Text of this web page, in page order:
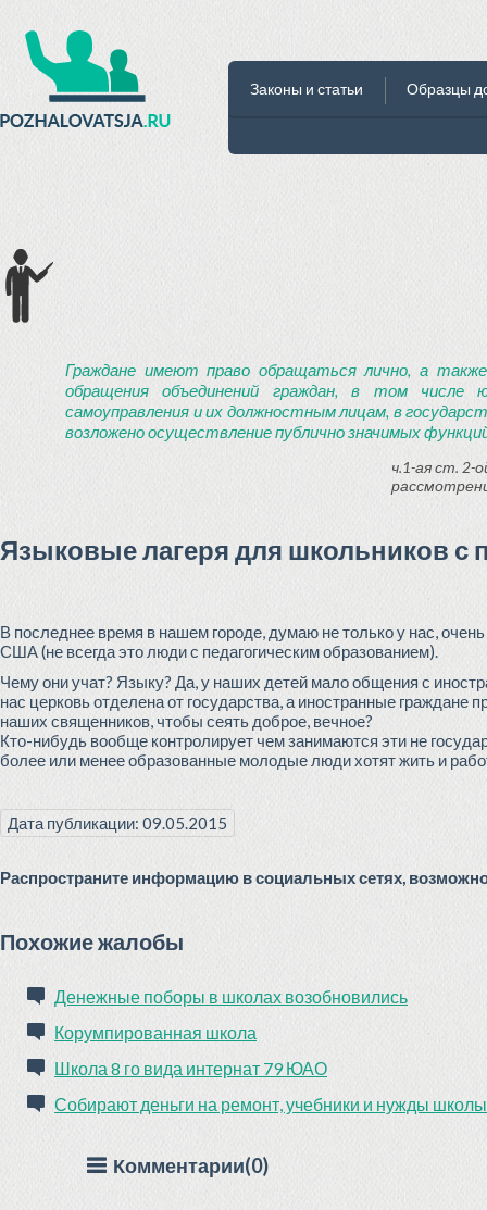
Законы и статьи Образцы
Граждане имеют право обращаться лично, а
обращения объединений граждан, в том числе
самоуправления и их должностным лицам, в
возложено осуществление публично значимых
ч.1-ая ст. 2-
Языковые лагеря для школьников
В последнее время в нашем городе, думаю не только у нас,
США (не всегда это люди с педагогическим образованием).
Чему они учат? Языку? Да, у наших детей мало общения с
нас церковь отделена от государства, а иностранные
наших священников, чтобы сеять доброе, вечное?
Кто-нибудь вообще контролирует чем занимаются эти не
более или менее образованные молодые люди хотят жить и
Дата публикации: 09.05.2015
Распространите информацию в социальных сетях,
Похожие жалобы
Денежные поборы в школах возобновились
Корумпированная школа
Школа 8 го вида интернат 79 ЮАО
Собирают деньги на ремонт, учебники и нужды школы
Комментарии(0)